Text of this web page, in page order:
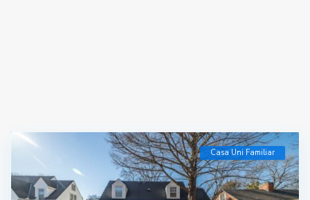
Casa Uni Familiar